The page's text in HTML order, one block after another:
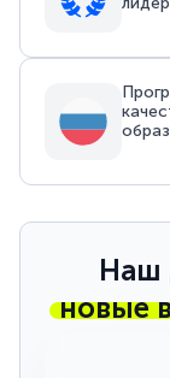
Наш
новые